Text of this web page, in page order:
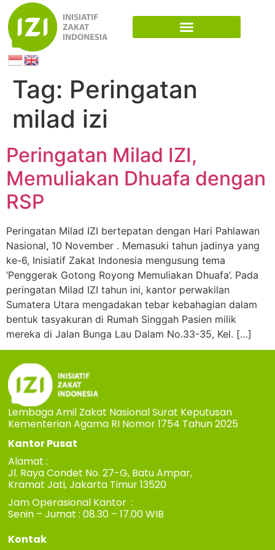
Tag: Peringatan
milad izi
Peringatan Milad IZI,
Memuliakan Dhuafa dengan
RSP
Peringatan Milad IZI bertepatan dengan Hari Pahlawan
Nasional, 10 November . Memasuki tahun jadinya yang
ke-6, Inisiatif Zakat Indonesia mengusung tema
‘Penggerak Gotong Royong Memuliakan Dhuafa’. Pada
peringatan Milad IZI tahun ini, kantor perwakilan
Sumatera Utara mengadakan tebar kebahagian dalam
bentuk tasyakuran di Rumah Singgah Pasien milik
mereka di Jalan Bunga Lau Dalam No.33-35, Kel. […]
Lembaga Amil Zakat Nasional Surat Keputusan
Kementerian Agama RI Nomor 1754 Tahun 2025
Kantor Pusat
Alamat :
Jl. Raya Condet No. 27-G, Batu Ampar,
Kramat Jati, Jakarta Timur 13520
Jam Operasional Kantor :
Senin – Jumat : 08.30 – 17.00 WIB
Kontak